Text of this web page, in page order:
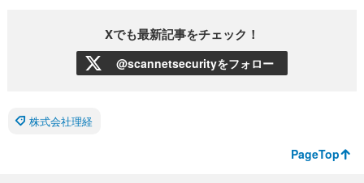
Xでも最新記事をチェック！
@scannetsecurityをフォロー
株式会社理経
PageTop